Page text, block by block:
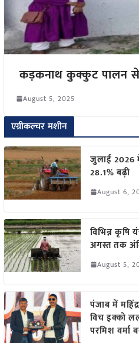
कड़कनाथ कुक्कुट पालन से
August 5, 2025
एग्रीकल्चर मशीन
जुलाई 2026
28.1% बढ़ी
August 6,
विभिन्न
अगस्त तक
August 5,
पंजाब में
विच इक्को
परमिश वर्मा